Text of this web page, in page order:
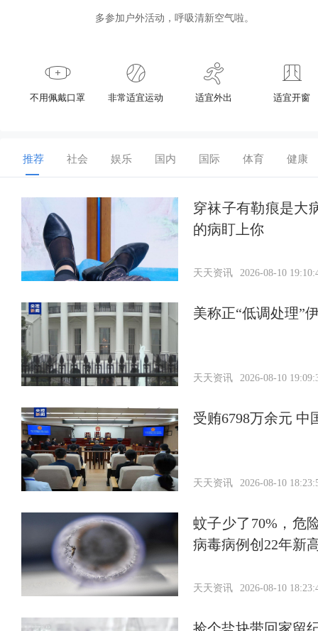
多参加户外活动，呼吸清新空气啦。
不用佩戴口罩 非常适宜运动 适宜外出 适宜开窗
推荐 社会 娱乐 国内 国际 体育 健康
穿袜子有勒痕是大
的病盯上你
天天资讯 2026-08-10
美称正“低调处理”
天天资讯 2026-08-10
受贿6798万余元 中
天天资讯 2026-08-10
蚊子少了70%，危
病毒病例创22年新
天天资讯 2026-08-10